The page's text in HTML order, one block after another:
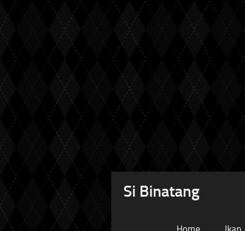
Si Binatang